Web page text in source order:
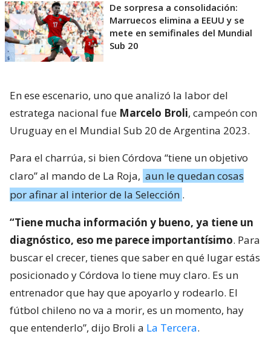
De sorpresa a consolidación:
Marruecos elimina a EEUU y se
mete en semifinales del Mundial
Sub 20
En ese escenario, uno que analizó la labor del
estratega nacional fue Marcelo Broli, campeón con
Uruguay en el Mundial Sub 20 de Argentina 2023.
Para el charrúa, si bien Córdova “tiene un objetivo
claro” al mando de La Roja, aun le quedan cosas
por afinar al interior de la Selección .
“Tiene mucha información y bueno, ya tiene un
diagnóstico, eso me parece importantísimo. Para
buscar el crecer, tienes que saber en qué lugar estás
posicionado y Córdova lo tiene muy claro. Es un
entrenador que hay que apoyarlo y rodearlo. El
fútbol chileno no va a morir, es un momento, hay
que entenderlo”, dijo Broli a La Tercera.